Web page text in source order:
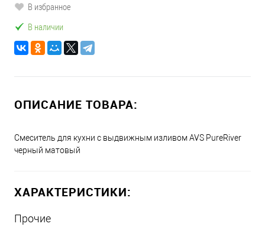
В избранное
В наличии
ОПИСАНИЕ ТОВАРА:
Смеситель для кухни с выдвижным изливом AVS PureRiver
черный матовый
ХАРАКТЕРИСТИКИ:
Прочие